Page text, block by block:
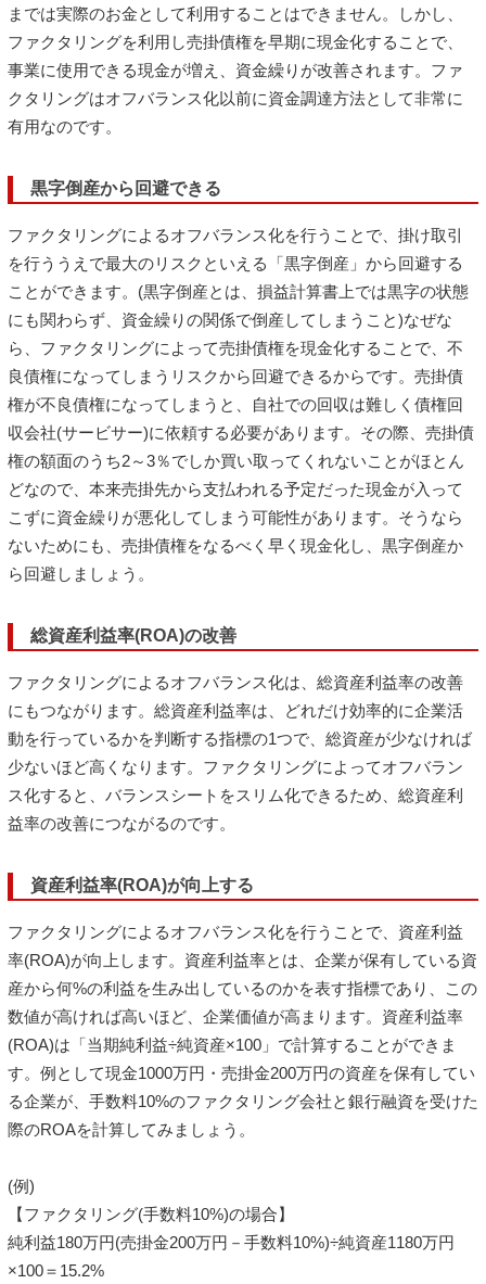
までは実際のお金として利用することはできません。しかし、
ファクタリングを利用し売掛債権を早期に現金化することで、
事業に使用できる現金が増え、資金繰りが改善されます。ファ
クタリングはオフバランス化以前に資金調達方法として非常に
有用なのです。
黒字倒産から回避できる
ファクタリングによるオフバランス化を行うことで、掛け取引
を行ううえで最大のリスクといえる「黒字倒産」から回避する
ことができます。(黒字倒産とは、損益計算書上では黒字の状態
にも関わらず、資金繰りの関係で倒産してしまうこと)なぜな
ら、ファクタリングによって売掛債権を現金化することで、不
良債権になってしまうリスクから回避できるからです。売掛債
権が不良債権になってしまうと、自社での回収は難しく債権回
収会社(サービサー)に依頼する必要があります。その際、売掛債
権の額面のうち2～3％でしか買い取ってくれないことがほとん
どなので、本来売掛先から支払われる予定だった現金が入って
こずに資金繰りが悪化してしまう可能性があります。そうなら
ないためにも、売掛債権をなるべく早く現金化し、黒字倒産か
ら回避しましょう。
総資産利益率(ROA)の改善
ファクタリングによるオフバランス化は、総資産利益率の改善
にもつながります。総資産利益率は、どれだけ効率的に企業活
動を行っているかを判断する指標の1つで、総資産が少なければ
少ないほど高くなります。ファクタリングによってオフバラン
ス化すると、バランスシートをスリム化できるため、総資産利
益率の改善につながるのです。
資産利益率(ROA)が向上する
ファクタリングによるオフバランス化を行うことで、資産利益
率(ROA)が向上します。資産利益率とは、企業が保有している資
産から何%の利益を生み出しているのかを表す指標であり、この
数値が高ければ高いほど、企業価値が高まります。資産利益率
(ROA)は「当期純利益÷純資産×100」で計算することができま
す。例として現金1000万円・売掛金200万円の資産を保有してい
る企業が、手数料10%のファクタリング会社と銀行融資を受けた
際のROAを計算してみましょう。
(例)
【ファクタリング(手数料10%)の場合】
純利益180万円(売掛金200万円－手数料10%)÷純資産1180万円
×100＝15.2%